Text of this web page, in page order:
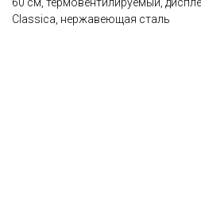
Classica, нержавеющая сталь